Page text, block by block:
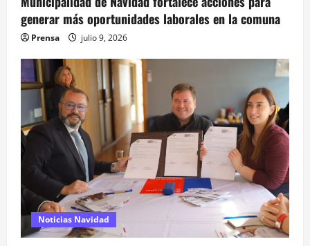
r
a
d
a
s
generar más oportunidades laborales en la comuna
Prensa julio 9, 2026
Noticias Navidad